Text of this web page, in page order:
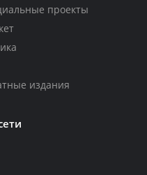
проекты
издания